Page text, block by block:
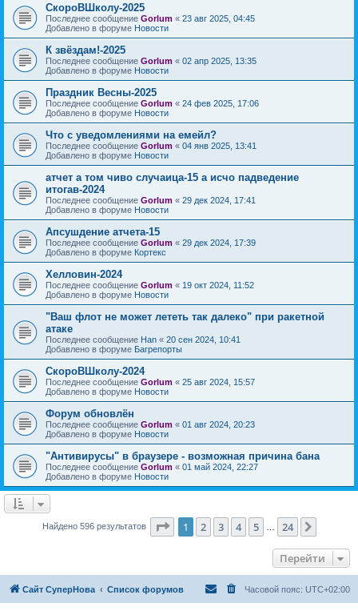
СкороВШколу-2025
Последнее сообщение Gorlum « 23 авг 2025, 04:45
Добавлено в форуме Новости
К звёздам!-2025
Последнее сообщение Gorlum « 02 апр 2025, 13:35
Добавлено в форуме Новости
Праздник Весны-2025
Последнее сообщение Gorlum « 24 фев 2025, 17:06
Добавлено в форуме Новости
Что с уведомлениями на емейл?
Последнее сообщение Gorlum « 04 янв 2025, 13:41
Добавлено в форуме Новости
атчет а том чиво случаица-15 а исчо падведение
итогав-2024
Последнее сообщение Gorlum « 29 дек 2024, 17:41
Добавлено в форуме Новости
Апсушдение атчета-15
Последнее сообщение Gorlum « 29 дек 2024, 17:39
Добавлено в форуме Кортекс
Хелловин-2024
Последнее сообщение Gorlum « 19 окт 2024, 11:52
Добавлено в форуме Новости
"Ваш флот не может лететь так далеко" при ракетной
атаке
Последнее сообщение Han « 20 сен 2024, 10:41
Добавлено в форуме Багрепорты
СкороВШколу-2024
Последнее сообщение Gorlum « 25 авг 2024, 15:57
Добавлено в форуме Новости
Форум обновлён
Последнее сообщение Gorlum « 01 авг 2024, 20:23
Добавлено в форуме Новости
"Антивирусы" в браузере - возможная причина бана
Последнее сообщение Gorlum « 01 май 2024, 22:27
Добавлено в форуме Новости
Найдено 596 результатов Страница из 24
1 2 3 4 5 24
Перейти
Сайт СуперНова Список форумов Часовой пояс: UTC+02:00